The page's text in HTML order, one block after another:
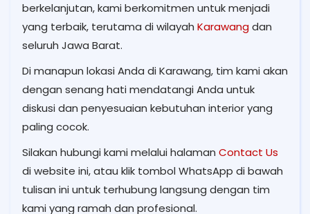
berkelanjutan, kami berkomitmen untuk menjadi
yang terbaik, terutama di wilayah Karawangdan
seluruh Jawa Barat.
Di manapun lokasi Anda di Karawang, tim kami akan
dengan senang hati mendatangi Anda untuk
diskusi dan penyesuaian kebutuhan interior yang
paling cocok.
Silakan hubungi kami melalui halaman Contact Us
di website ini, atau klik tombol WhatsApp di bawah
tulisan ini untuk terhubung langsung dengan tim
kami yang ramah dan profesional.